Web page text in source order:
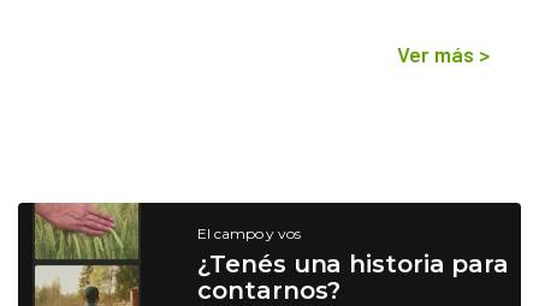
Ver más >
El campo y vos
¿Tenés una historia para
contarnos?